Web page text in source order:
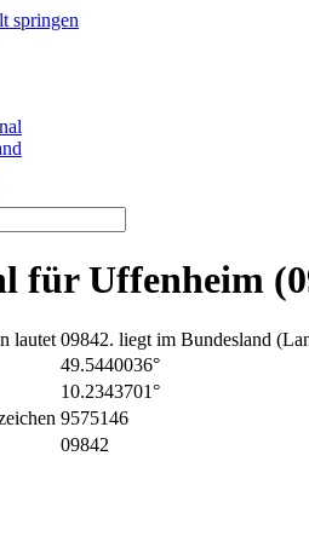
springen
für Uffenheim
lautet 09842. liegt im Bundesland
49.5440036°
10.2343701°
9575146
09842